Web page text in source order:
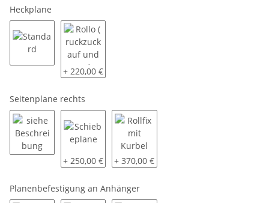
Heckplane
StandardRollo ( ruckzuck auf und zu )
+ 220,00 €
Seitenplane rechts
siehe Beschreibung
Schiebeplane
+ 250,00 € Rollfix mit Kurbel
+ 370,00 €
Planenbefestigung an Anhänger